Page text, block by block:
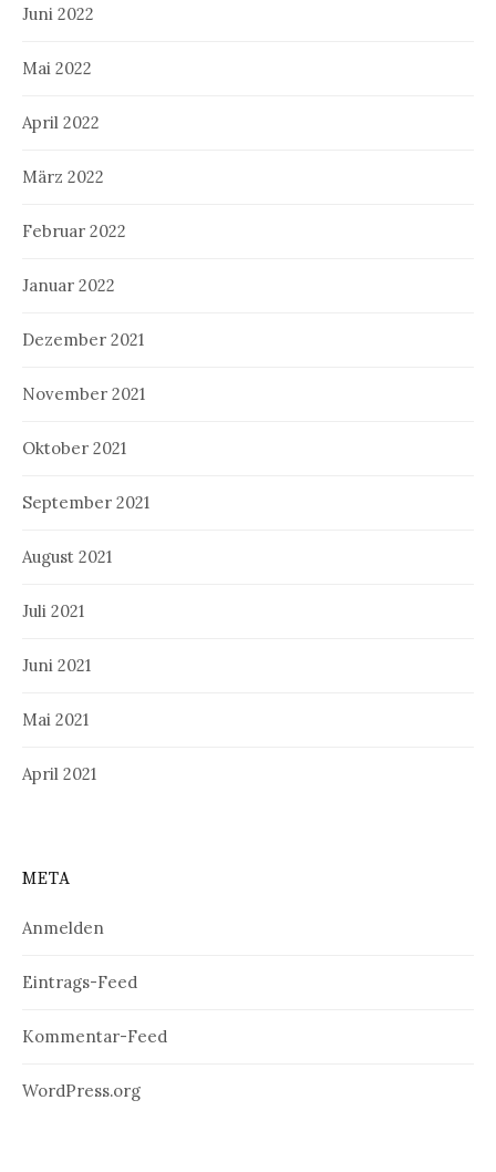
Juni 2022
Mai 2022
April 2022
März 2022
Februar 2022
Januar 2022
Dezember 2021
November 2021
Oktober 2021
September 2021
August 2021
Juli 2021
Juni 2021
Mai 2021
April 2021
META
Anmelden
Eintrags-Feed
Kommentar-Feed
WordPress.org